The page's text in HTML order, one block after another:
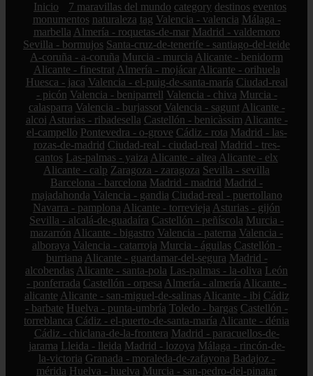
Inicio 7 maravillas del mundo category destinos eventos
monumentos naturaleza tag Valencia - valencia Málaga -
marbella Almería - roquetas-de-mar Madrid - valdemoro
Sevilla - bormujos Santa-cruz-de-tenerife - santiago-del-teide
A-coruña - a-coruña Murcia - murcia Alicante - benidorm
Alicante - finestrat Almería - mojácar Alicante - orihuela
Huesca - jaca Valencia - el-puig-de-santa-maría Ciudad-real
- picón Valencia - beniparrell Valencia - chiva Murcia -
calasparra Valencia - burjassot Valencia - sagunt Alicante -
alcoi Asturias - ribadesella Castellón - benicàssim Alicante -
el-campello Pontevedra - o-grove Cádiz - rota Madrid - las-
rozas-de-madrid Ciudad-real - ciudad-real Madrid - tres-
cantos Las-palmas - yaiza Alicante - altea Alicante - elx
Alicante - calp Zaragoza - zaragoza Sevilla - sevilla
Barcelona - barcelona Madrid - madrid Madrid -
majadahonda Valencia - gandia Ciudad-real - puertollano
Navarra - pamplona Alicante - torrevieja Asturias - gijón
Sevilla - alcalá-de-guadaíra Castellón - peñíscola Murcia -
mazarrón Alicante - bigastro Valencia - paterna Valencia -
alboraya Valencia - catarroja Murcia - águilas Castellón -
burriana Alicante - guardamar-del-segura Madrid -
alcobendas Alicante - santa-pola Las-palmas - la-oliva León
- ponferrada Castellón - orpesa Almería - almería Alicante -
alicante Alicante - san-miguel-de-salinas Alicante - ibi Cádiz
- barbate Huelva - punta-umbría Toledo - bargas Castellón -
torreblanca Cádiz - el-puerto-de-santa-maría Alicante - dénia
Cádiz - chiclana-de-la-frontera Madrid - paracuellos-de-
jarama Lleida - lleida Madrid - lozoya Málaga - rincón-de-
la-victoria Granada - moraleda-de-zafayona Badajoz -
mérida Huelva - huelva Murcia - san-pedro-del-pinatar